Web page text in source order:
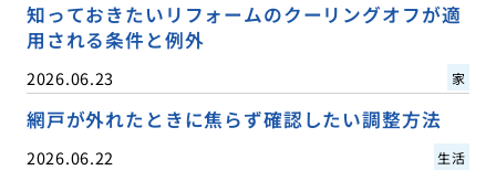
知っておきたいリフォームのクーリングオフが適
用される条件と例外
2026.06.23 家
網戸が外れたときに焦らず確認したい調整方法
2026.06.22 生活